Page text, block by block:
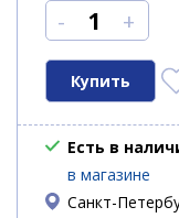
- +
Есть в
в магазине
Санкт-